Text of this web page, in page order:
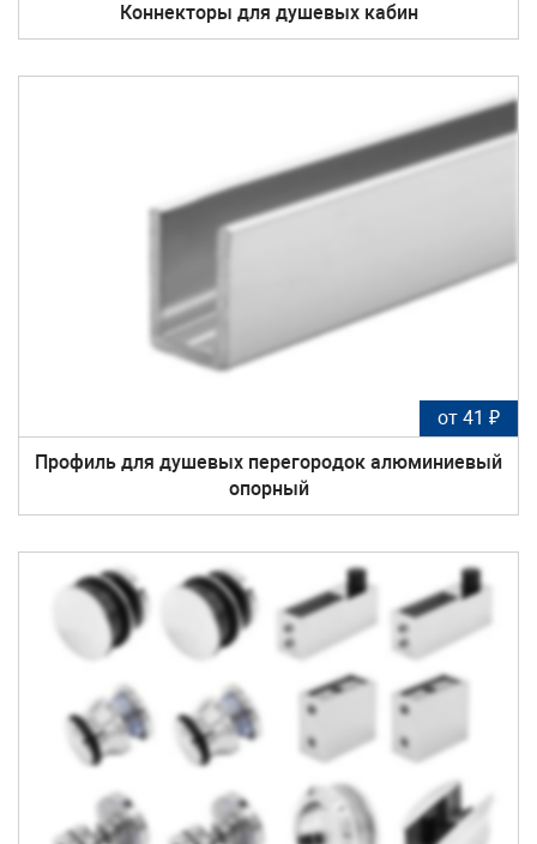
Коннекторы для душевых кабин
от 41 ₽
Профиль для душевых перегородок алюминиевый
опорный